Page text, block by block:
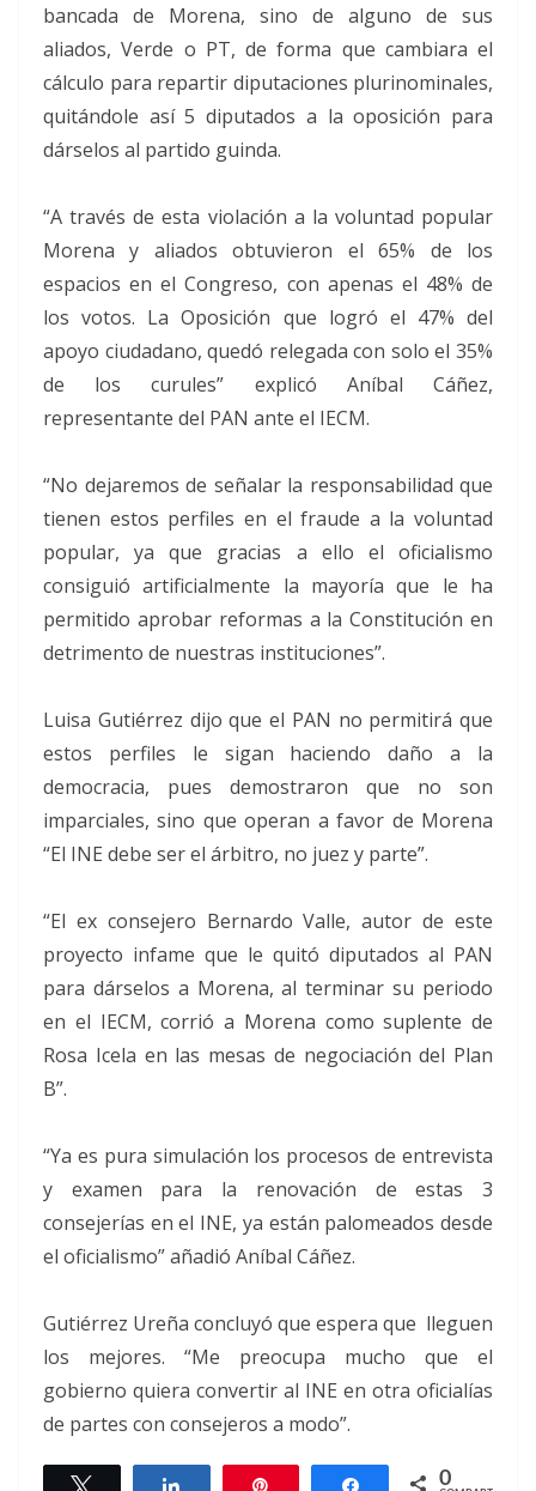
bancada de Morena, sino de alguno de sus
aliados, Verde o PT, de forma que cambiara el
cálculo para repartir diputaciones plurinominales,
quitándole así 5 diputados a la oposición para
dárselos al partido guinda.
“A través de esta violación a la voluntad popular
Morena y aliados obtuvieron el 65% de los
espacios en el Congreso, con apenas el 48% de
los votos. La Oposición que logró el 47% del
apoyo ciudadano, quedó relegada con solo el 35%
de los curules” explicó Aníbal Cáñez,
representante del PAN ante el IECM.
“No dejaremos de señalar la responsabilidad que
tienen estos perfiles en el fraude a la voluntad
popular, ya que gracias a ello el oficialismo
consiguió artificialmente la mayoría que le ha
permitido aprobar reformas a la Constitución en
detrimento de nuestras instituciones”.
Luisa Gutiérrez dijo que el PAN no permitirá que
estos perfiles le sigan haciendo daño a la
democracia, pues demostraron que no son
imparciales, sino que operan a favor de Morena
“El INE debe ser el árbitro, no juez y parte”.
“El ex consejero Bernardo Valle, autor de este
proyecto infame que le quitó diputados al PAN
para dárselos a Morena, al terminar su periodo
en el IECM, corrió a Morena como suplente de
Rosa Icela en las mesas de negociación del Plan
B”.
“Ya es pura simulación los procesos de entrevista
y examen para la renovación de estas 3
consejerías en el INE, ya están palomeados desde
el oficialismo” añadió Aníbal Cáñez.
Gutiérrez Ureña concluyó que espera que lleguen
los mejores. “Me preocupa mucho que el
gobierno quiera convertir al INE en otra oficialías
de partes con consejeros a modo”.
Twittear Compartir Compartir
0